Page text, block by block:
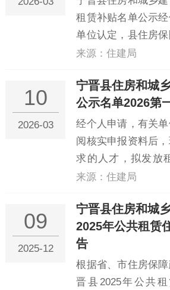
租赁补贴名单公示
单位认定，县住房
实后，现将我县
租赁补贴名单进行公
序号姓名身份证号保
来源：住建局
10
2026-03
宁晋县住房和城
公示名单2026第
经个人申请，有关
阅核实申报资料后
求的人才，拟发放
示。名单如下：序号
科技有限公司2曹皓
来源：住建局
09
2025-12
宁晋县住房和城
2025年公共租赁
告
根据省、市住房保
晋县2025年公共